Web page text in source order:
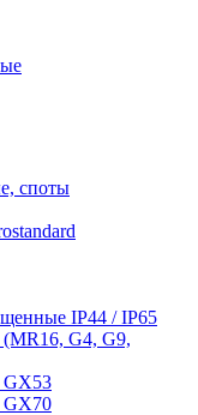
споты
IP44 / IP65
G4, G9,
GX53
GX70